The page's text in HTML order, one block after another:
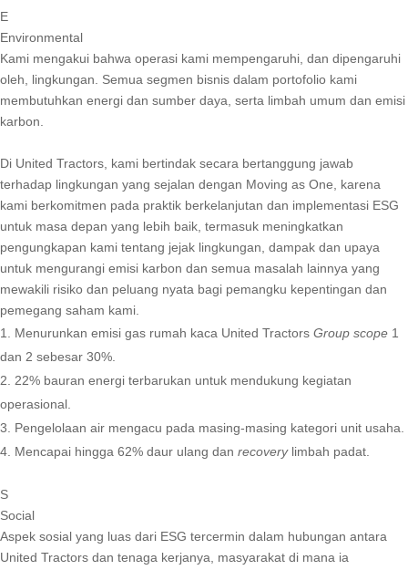
E
Environmental
Kami mengakui bahwa operasi kami mempengaruhi, dan dipengaruhi
oleh, lingkungan. Semua segmen bisnis dalam portofolio kami
membutuhkan energi dan sumber daya, serta limbah umum dan emisi
karbon.
Di United Tractors, kami bertindak secara bertanggung jawab
terhadap lingkungan yang sejalan dengan Moving as One, karena
kami berkomitmen pada praktik berkelanjutan dan implementasi ESG
untuk masa depan yang lebih baik, termasuk meningkatkan
pengungkapan kami tentang jejak lingkungan, dampak dan upaya
untuk mengurangi emisi karbon dan semua masalah lainnya yang
mewakili risiko dan peluang nyata bagi pemangku kepentingan dan
pemegang saham kami.
Menurunkan emisi gas rumah kaca United Tractors Group scope 1
dan 2 sebesar 30%.
22% bauran energi terbarukan untuk mendukung kegiatan
operasional.
Pengelolaan air mengacu pada masing-masing kategori unit usaha.
Mencapai hingga 62% daur ulang dan recoverylimbah padat.
S
Social
Aspek sosial yang luas dari ESG tercermin dalam hubungan antara
United Tractors dan tenaga kerjanya, masyarakat di mana ia